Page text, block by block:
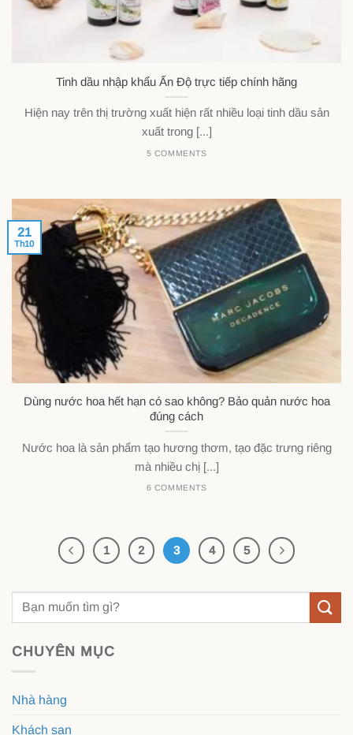
Tinh dầu nhập khẩu Ấn Độ trực tiếp chính hãng
Hiện nay trên thị trường xuất hiện rất nhiều loại tinh dầu sản
xuất trong [...]
5 COMMENTS
Dùng nước hoa hết hạn có sao không? Bảo quản nước hoa
đúng cách
Nước hoa là sản phẩm tạo hương thơm, tạo đặc trưng riêng
mà nhiều chị [...]
6 COMMENTS
21
Th10
1 2 3 4 5
CHUYÊN MỤC
Nhà hàng
Khách sạn